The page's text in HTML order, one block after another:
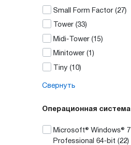
Small Form Factor (27)
Tower (33)
Midi-Tower (15)
Minitower (1)
Tiny (10)
Свернуть
Операционная система
Microsoft® Windows® 7
Professional 64-bit (22)